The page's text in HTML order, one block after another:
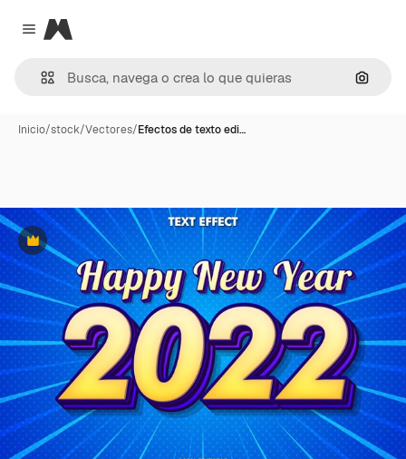
Close menu
Magnific
Inicio/stock/Vectores/Efectos de texto edi…
Premium